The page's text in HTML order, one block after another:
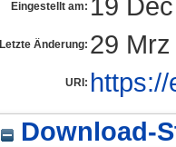
Eingestellt am:
Letzte Änderung: 29
URI:
Download-